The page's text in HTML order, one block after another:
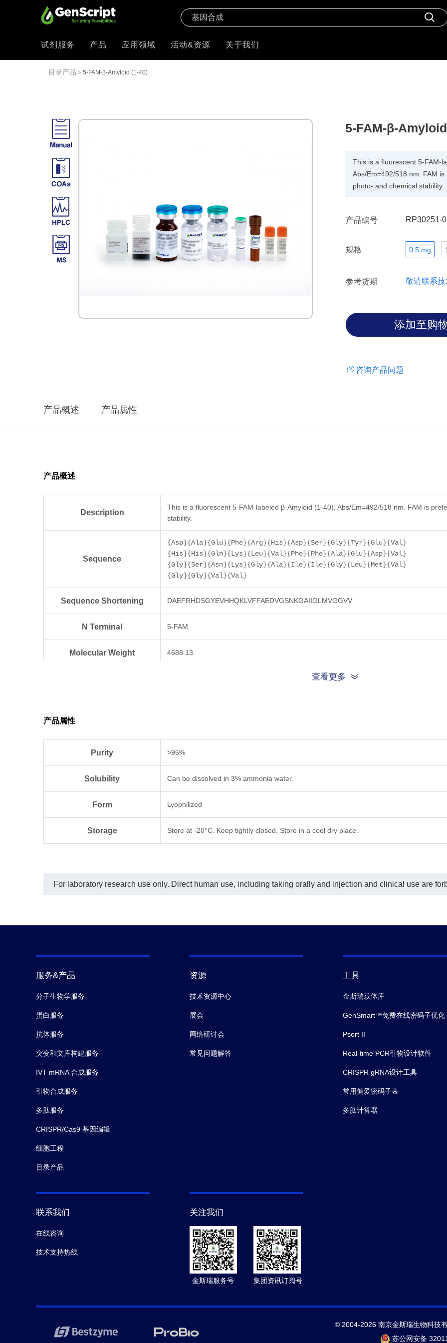
试剂服务 产品 应用领域 活动&资源 关于我们
目录产品 » 5-FAM-β-Amyloid (1-40)
5-FAM-β-
This is a fluorescent 5-FAM-
Abs/Em=492/518 nm. FAM
photo- and chemical stability.
产品编号 RP30251-
规格 0.5 mg
参考货期 敬请联系
咨询产品问题
产品概述 产品属性
产品概述
Description
This is a fluorescent 5-FAM-labeled β-Amyloid (1-40), Abs/Em=492/518 nm. FAM is
stability.
Sequence
{Asp}{Ala}{Glu}{Phe}{Arg}{His}{Asp}{Ser}{Gly}{Tyr}{Glu}{Val}
{His}{His}{Gln}{Lys}{Leu}{Val}{Phe}{Phe}{Ala}{Glu}{Asp}{Val}
{Gly}{Ser}{Asn}{Lys}{Gly}{Ala}{Ile}{Ile}{Gly}{Leu}{Met}{Val}
{Gly}{Gly}{Val}{Val}
Sequence Shortening DAEFRHDSGYEVHHQKLVFFAEDVGSNKGAIIGLMVGGVV
N Terminal 5-FAM
Molecular Weight 4688.13
查看更多
产品属性
Purity >95%
Solubility Can be dissolved in 3% ammonia water.
Form Lyophilized
Storage Store at -20°C. Keep tightly closed. Store in a cool dry place.
For laboratory research use only. Direct human use, including taking orally and injection and clinical use are
服务&产品
分子生物学服务
蛋白服务
抗体服务
突变和文库构建服务
IVT mRNA 合成服务
引物合成服务
多肽服务
CRISPR/Cas9 基因编辑
细胞工程
目录产品
资源
技术资源中心
展会
网络研讨会
常见问题解答
工具
金斯瑞载体库
GenSmart™免费在线密码子优化
Psort II
Real-time PCR引物设计软件
CRISPR gRNA设计工具
常用偏爱密码子表
多肽计算器
联系我们
在线咨询
技术支持热线
关注我们
金斯瑞服务号 集团资讯订阅号
© 2004-2026 南京金斯瑞生物科技
苏公网安备